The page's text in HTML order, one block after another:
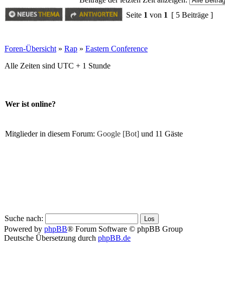
Seite 1 von 1 [ 5 Beiträge ]
Foren-Übersicht » Rap » Eastern Conference
Alle Zeiten sind UTC + 1 Stunde
Wer ist online?
Mitglieder in diesem Forum: Google [Bot] und 11 Gäste
Suche nach:
Powered by phpBB® Forum Software © phpBB Group
Deutsche Übersetzung durch phpBB.de